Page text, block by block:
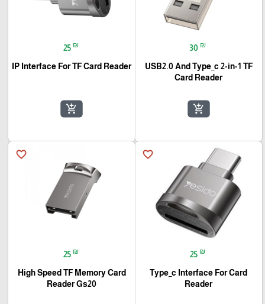
30 ₪
USB2.0 And Type_c 2-in-1 TF
Card Reader
add_shopping_cart
25 ₪
IP Interface For TF Card Reader
add_shopping_cart
favorite_border
25 ₪
Type_c Interface For Card
Reader
favorite_border
25 ₪
High Speed TF Memory Card
Reader Gs20